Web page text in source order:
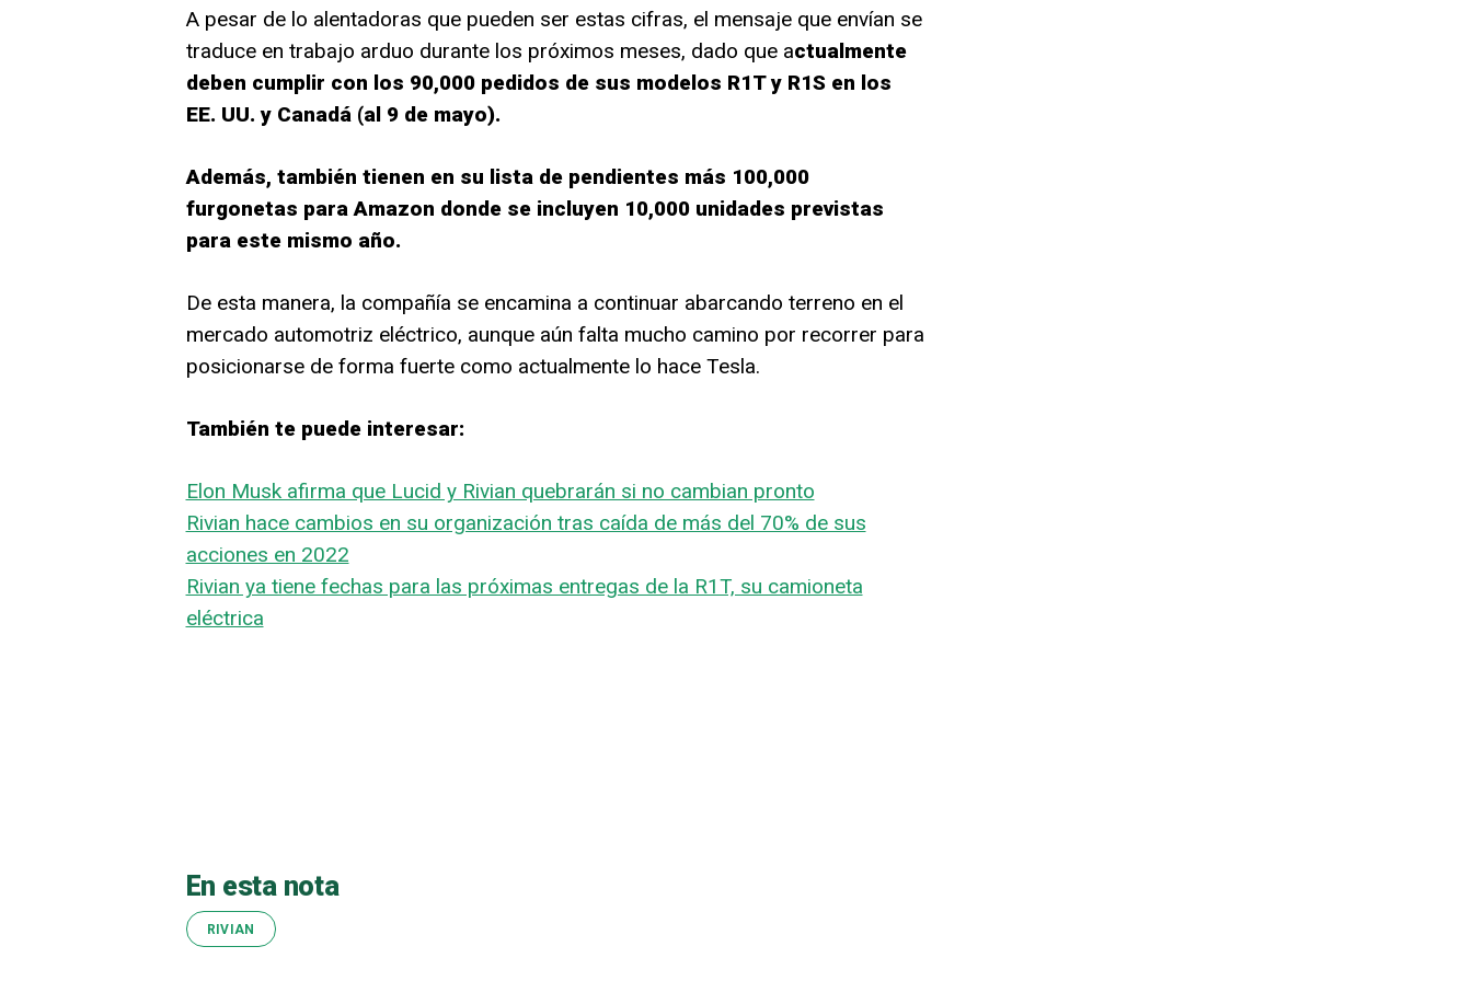
A pesar de lo alentadoras que pueden ser estas cifras, el mensaje que envían se
traduce en trabajo arduo durante los próximos meses, dado que actualmente
deben cumplir con los 90,000 pedidos de sus modelos R1T y R1S en los
EE. UU. y Canadá (al 9 de mayo).
Además, también tienen en su lista de pendientes más 100,000
furgonetas para Amazon donde se incluyen 10,000 unidades previstas
para este mismo año.
De esta manera, la compañía se encamina a continuar abarcando terreno en el
mercado automotriz eléctrico, aunque aún falta mucho camino por recorrer para
posicionarse de forma fuerte como actualmente lo hace Tesla.
También te puede interesar:
Elon Musk afirma que Lucid y Rivian quebrarán si no cambian pronto
Rivian hace cambios en su organización tras caída de más del 70% de sus
acciones en 2022
Rivian ya tiene fechas para las próximas entregas de la R1T, su camioneta
eléctrica
En esta nota
RIVIAN